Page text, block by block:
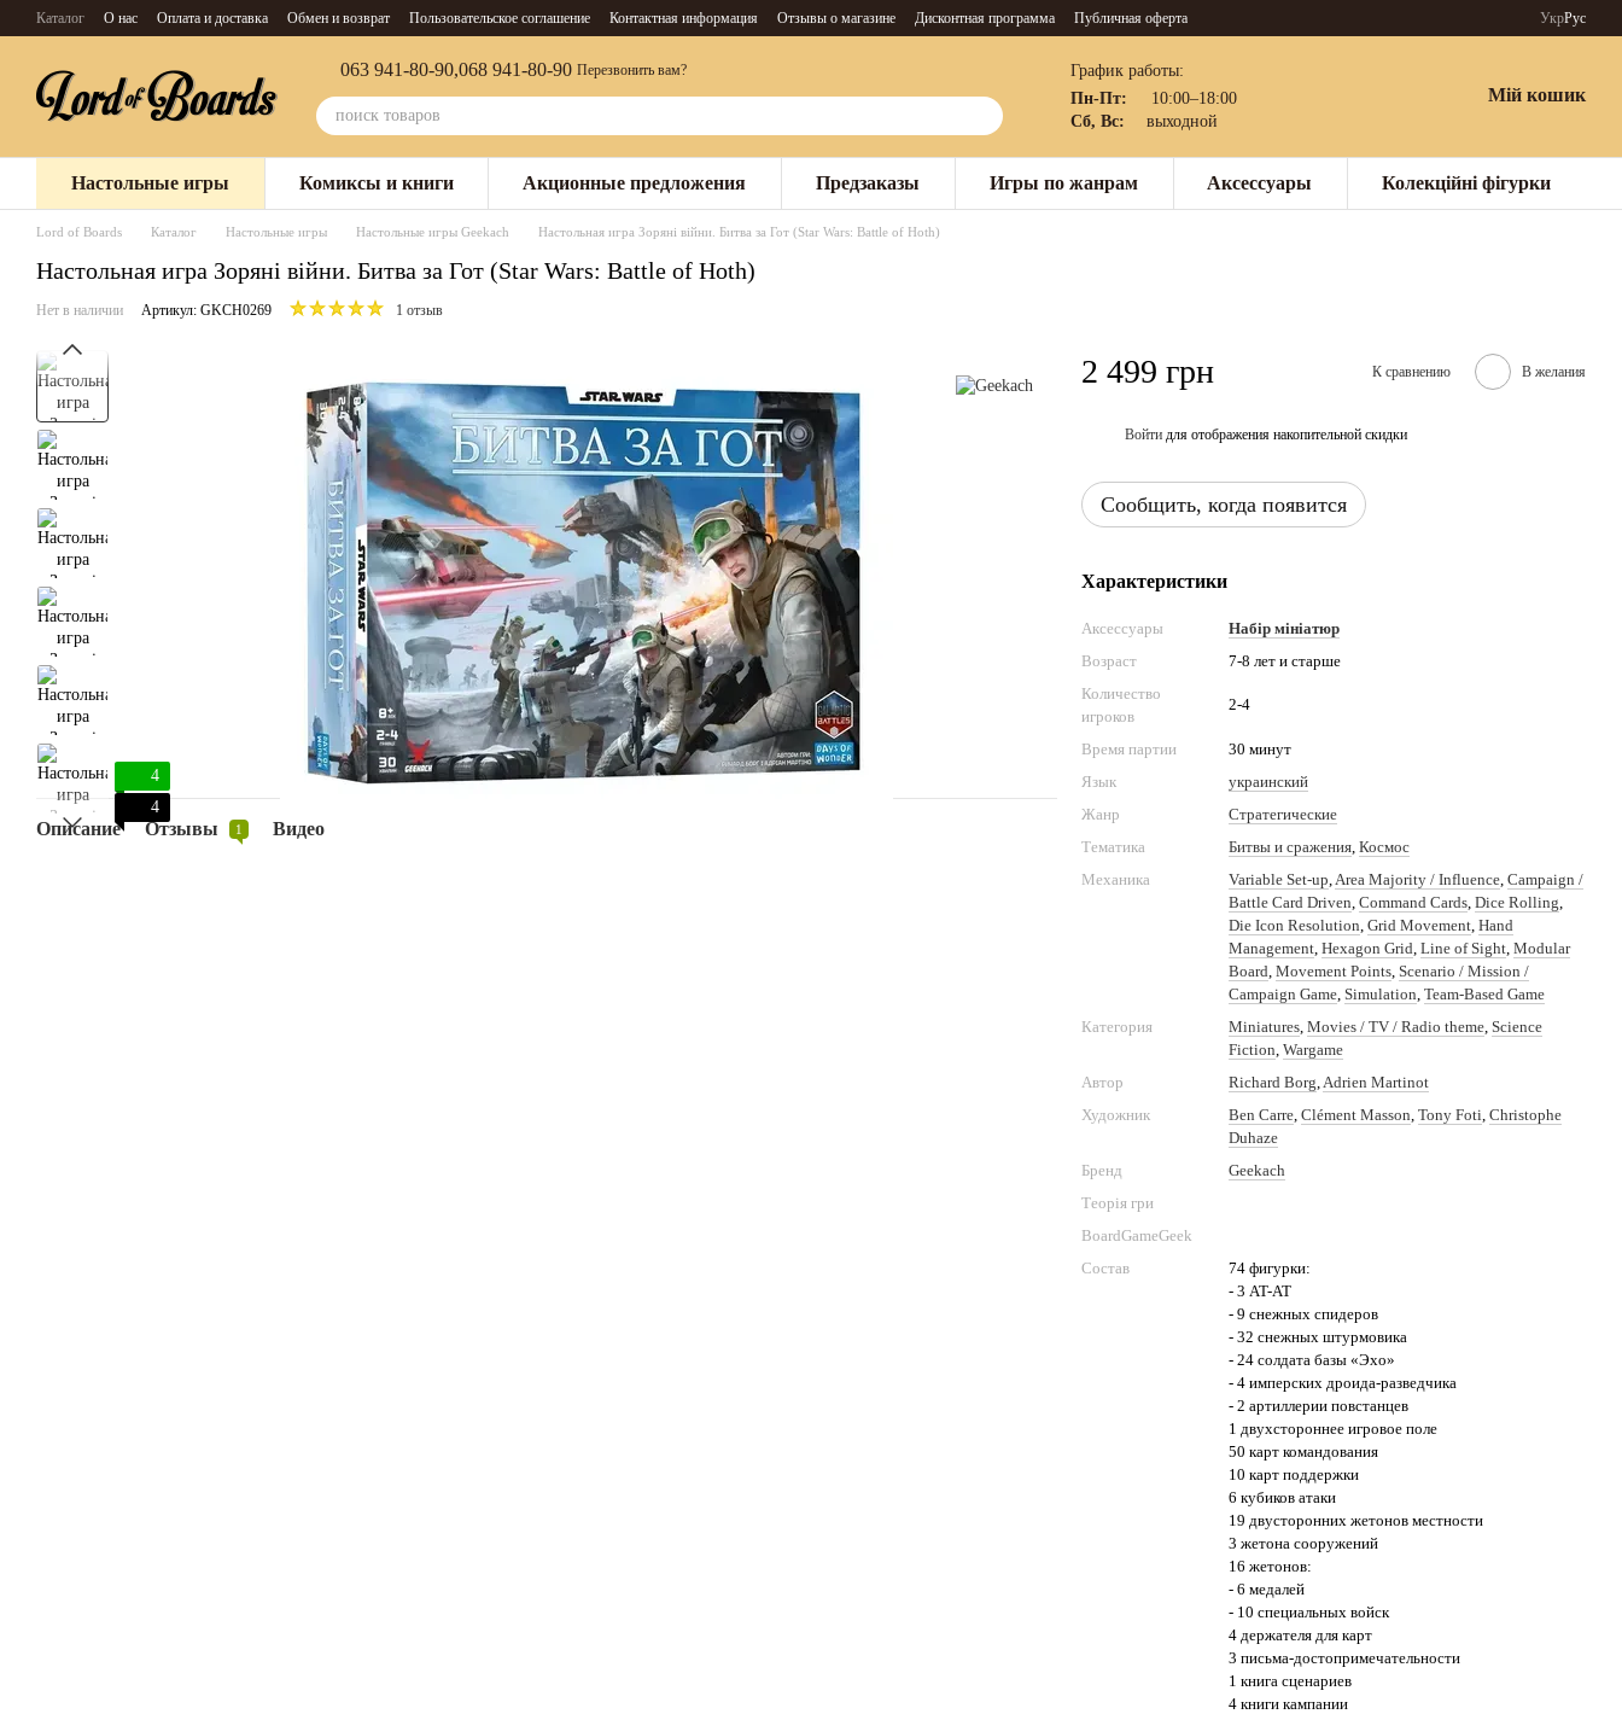
Перейти к основному контенту
Каталог О нас Оплата и доставка Обмен и возврат Пользовательское соглашение Контактная информация Отзывы о магазине Дисконтная программа Публичная оферта УкрРус
063 941-80-90,068 941-80-90 Перезвонить вам?
График работы:
Пн-Пт:
10:00–18:00
Сб, Вс:
выходной
Мій кошик
Настольные игры Комиксы и книги Акционные предложения Предзаказы Игры по жанрам Аксессуары Колекційні фігурки
Lord of Boards Каталог Настольные игры Настольные игры Geekach Настольная игра Зоряні війни. Битва за Гот (Star Wars: Battle of Hoth)
Настольная игра Зоряні війни. Битва за Гот (Star Wars: Battle of Hoth)
Нет в наличии Артикул: GKCH0269 1 отзыв
4
4
Описание Отзывы 1 Видео
2 499 грн К сравнению В желания
Войти для отображения накопительной скидки
Сообщить, когда появится
Характеристики
Аксессуары
Набір мініатюр
Возраст
7-8 лет и старше
Количество
игроков
2-4
Время партии
30 минут
Язык
украинский
Жанр
Стратегические
Тематика
Битвы и сражения, Космос
Механика
Variable Set-up,Area Majority / Influence, Campaign /
Battle Card Driven, Command Cards, Dice Rolling,
Die Icon Resolution, Grid Movement, Hand
Management, Hexagon Grid, Line of Sight, Modular
Board, Movement Points, Scenario / Mission /
Campaign Game, Simulation, Team-Based Game
Категория
Miniatures, Movies / TV / Radio theme, Science
Fiction, Wargame
Автор
Richard Borg,Adrien Martinot
Художник
Ben Carre, Clément Masson, Tony Foti, Christophe
Duhaze
Бренд
Geekach
Теорія гри
BoardGameGeek
Состав
74 фигурки:
- 3 AT-AT
- 9 снежных спидеров
- 32 снежных штурмовика
- 24 солдата базы «Эхо»
- 4 имперских дроида-разведчика
- 2 артиллерии повстанцев
1 двухстороннее игровое поле
50 карт командования
10 карт поддержки
6 кубиков атаки
19 двусторонних жетонов местности
3 жетона сооружений
16 жетонов:
- 6 медалей
- 10 специальных войск
4 держателя для карт
3 письма-достопримечательности
1 книга сценариев
4 книги кампании